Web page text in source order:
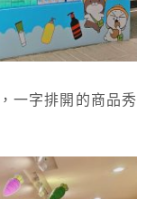
一字排開的商品秀